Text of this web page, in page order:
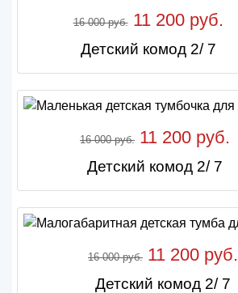
16 000 руб.11 200 руб.
Детский комод 2/ 7
16 000 руб. 11 200 руб.
Детский комод 2/ 7
16 000 руб. 11 200 руб.
Детский комод 2/ 7